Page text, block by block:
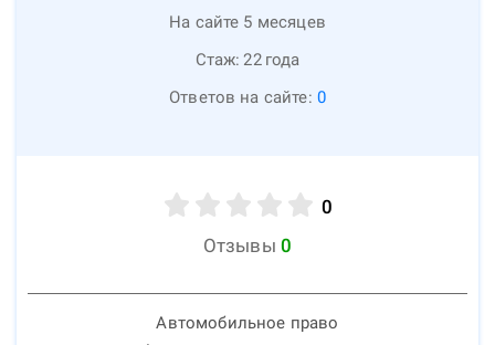
На сайте 5 месяцев
Стаж: 22 года
Ответов на сайте: 0
0
Отзывы 0
Автомобильное право